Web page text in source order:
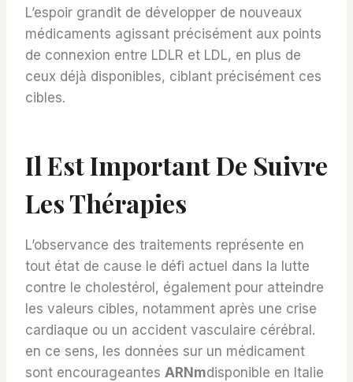
L’espoir grandit de développer de nouveaux
médicaments agissant précisément aux points
de connexion entre LDLR et LDL, en plus de
ceux déjà disponibles, ciblant précisément ces
cibles.
Il Est Important De Suivre
Les Thérapies
L’observance des traitements représente en
tout état de cause le défi actuel dans la lutte
contre le cholestérol, également pour atteindre
les valeurs cibles, notamment après une crise
cardiaque ou un accident vasculaire cérébral.
en ce sens, les données sur un médicament
sont encourageantes ARNmdisponible en Italie